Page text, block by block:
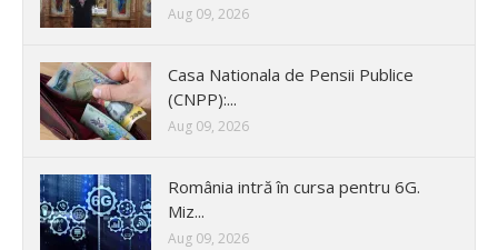
Aug 09, 2026
Casa Nationala de Pensii Publice
(CNPP):...
Aug 09, 2026
România intră în cursa pentru 6G.
Miz...
Aug 09, 2026